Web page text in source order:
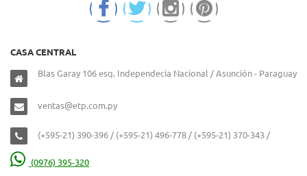
CASA CENTRAL
Blas Garay 106 esq. Independecia Nacional / Asunción - Paraguay
ventas@etp.com.py
(+595-21) 390-396 / (+595-21) 496-778 / (+595-21) 370-343 /
(0976) 395-320